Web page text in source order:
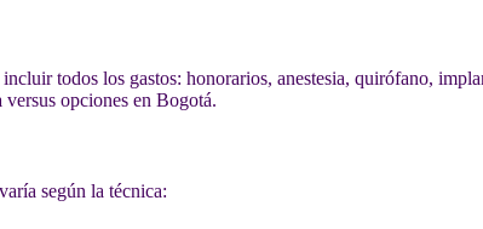
todos los gastos: honorarios, anestesia, quirófano,
versus opciones en Bogotá.
según la técnica: